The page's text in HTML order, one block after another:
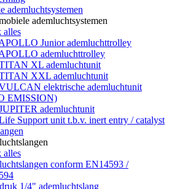
ademluchtsystemen
ademluchtsystemen
alles
Junior ademluchttrolley
ademluchttrolley
XL ademluchtunit
XXL ademluchtunit
elektrische ademluchtunit
EMISSION)
ademluchtunit
Support unit t.b.v. inert entry / catalyst
alles
conform EN14593 /
1/4" ademluchtslang